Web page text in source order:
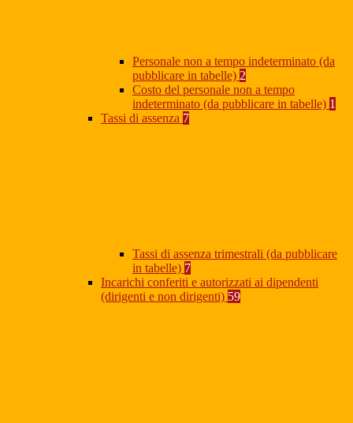
Personale non a tempo indeterminato (da
pubblicare in tabelle) 2
Costo del personale non a tempo
indeterminato (da pubblicare in tabelle) 1
Tassi di assenza 7
Tassi di assenza trimestrali (da pubblicare
in tabelle) 7
Incarichi conferiti e autorizzati ai dipendenti
(dirigenti e non dirigenti) 59